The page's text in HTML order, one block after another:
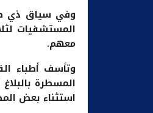
وفي سياق ذي
المستشفيات
معهم.
وتأسف أطباء
المسطرة
استثناء بعض